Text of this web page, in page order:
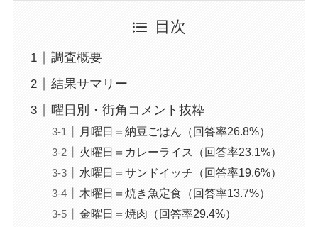
目次
調査概要
結果サマリー
曜日別・街角コメント抜粋
月曜日＝納豆ごはん（回答率26.8%）
火曜日＝カレーライス（回答率23.1%）
水曜日＝サンドイッチ（回答率19.6%）
木曜日＝焼き魚定食（回答率13.7%）
金曜日＝焼肉（回答率29.4%）